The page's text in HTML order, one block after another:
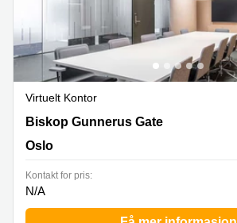
Virtuelt Kontor
Biskop Gunnerus Gate 14, Oslo
Biskop Gunnerus Gate
Oslo
Kontakt for pris:
N/A